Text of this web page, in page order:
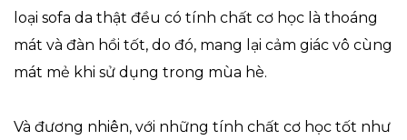
loại sofa da thật đều có tính chất cơ học là thoáng
mát và đàn hồi tốt, do đó, mang lại cảm giác vô cùng
mát mẻ khi sử dụng trong mùa hè.
Và đương nhiên, với những tính chất cơ học tốt như